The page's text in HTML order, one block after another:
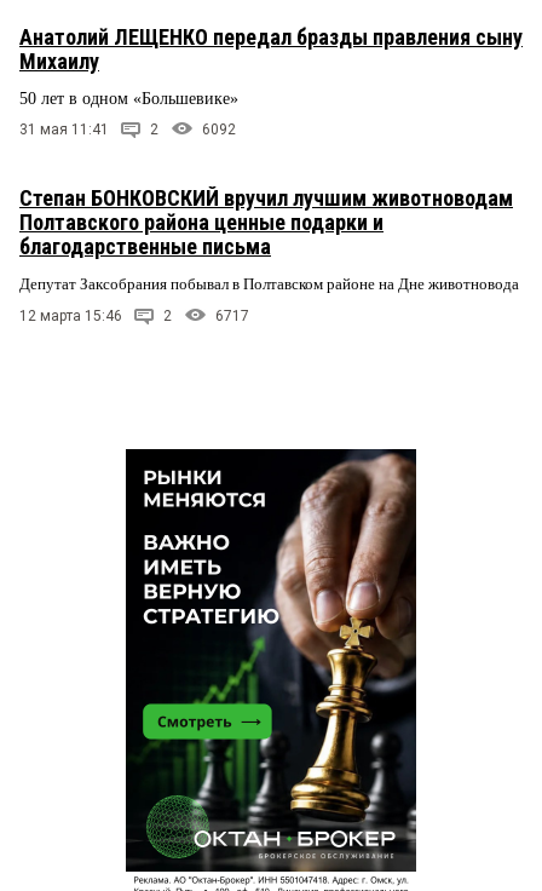
Анатолий ЛЕЩЕНКО передал бразды правления сыну
Михаилу
50 лет в одном «Большевике»
31 мая 11:41 2 6092
Степан БОНКОВСКИЙ вручил лучшим животноводам
Полтавского района ценные подарки и
благодарственные письма
Депутат Заксобрания побывал в Полтавском районе на Дне животновода
12 марта 15:46 2 6717